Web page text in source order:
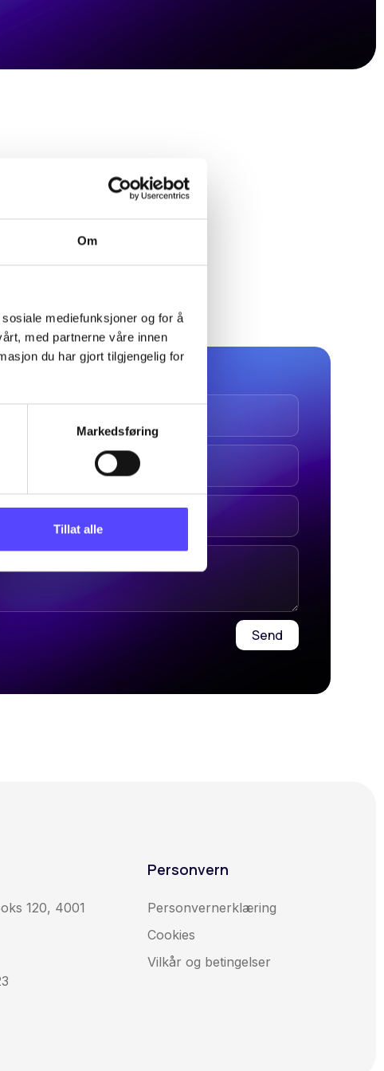
Om
mediefunksjoner og for å
med partnerne våre innen
du har gjort tilgjengelig for
Markedsføring
Tillat alle
Norway
120, 4001
Personvern
Personvernerklæring
Cookies
Vilkår og betingelser